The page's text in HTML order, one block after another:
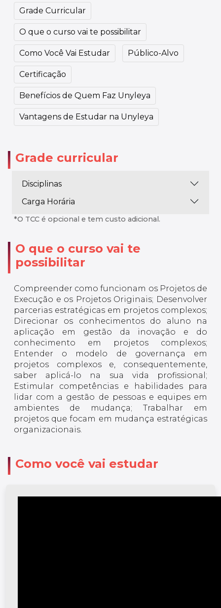
Grade Curricular
O que o curso vai te possibilitar
Como Você Vai Estudar Público-Alvo
Certificação
Benefícios de Quem Faz Unyleya
Vantagens de Estudar na Unyleya
Grade curricular
Disciplinas
Carga Horária
*O TCC é opcional e tem custo adicional.
O que o curso vai te
possibilitar
Compreender como funcionam os Projetos de
Execução e os Projetos Originais; Desenvolver
parcerias estratégicas em projetos complexos;
Direcionar os conhecimentos do aluno na
aplicação em gestão da inovação e do
conhecimento em projetos complexos;
Entender o modelo de governança em
projetos complexos e, consequentemente,
saber aplicá-lo na sua vida profissional;
Estimular competências e habilidades para
lidar com a gestão de pessoas e equipes em
ambientes de mudança; Trabalhar em
projetos que focam em mudança estratégicas
organizacionais.
Como você vai estudar